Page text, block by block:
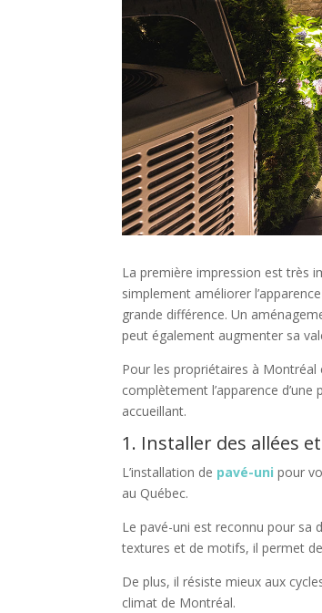
La première impression est très
simplement améliorer
grande différence. Un
peut également augmenter sa
Pour les propriétaires à
complètement l’apparence
accueillant.
1. Installer des allées
L’installation de pavé-uni pour
au Québec.
Le pavé-uni est reconnu pour sa
textures et de motifs, il permet
De plus, il résiste mieux aux
climat de Montréal.